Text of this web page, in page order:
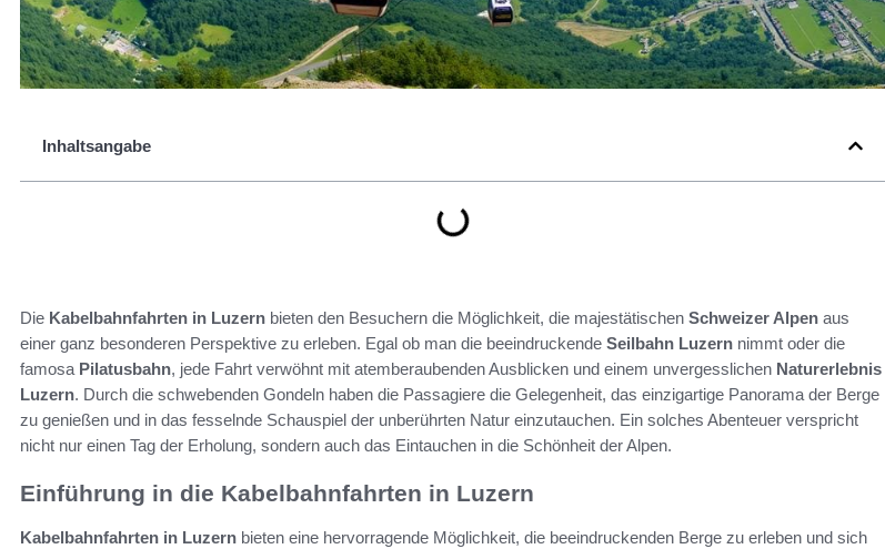
Inhaltsangabe
Die Kabelbahnfahrten in Luzern bieten den Besuchern die Möglichkeit, die majestätischen Schweizer Alpen aus
einer ganz besonderen Perspektive zu erleben. Egal ob man die beeindruckende Seilbahn Luzern nimmt oder die
famosa Pilatusbahn, jede Fahrt verwöhnt mit atemberaubenden Ausblicken und einem unvergesslichen Naturerlebnis
Luzern. Durch die schwebenden Gondeln haben die Passagiere die Gelegenheit, das einzigartige Panorama der Berge
zu genießen und in das fesselnde Schauspiel der unberührten Natur einzutauchen. Ein solches Abenteuer verspricht
nicht nur einen Tag der Erholung, sondern auch das Eintauchen in die Schönheit der Alpen.
Einführung in die Kabelbahnfahrten in Luzern
Kabelbahnfahrten in Luzern bieten eine hervorragende Möglichkeit, die beeindruckenden Berge zu erleben und sich